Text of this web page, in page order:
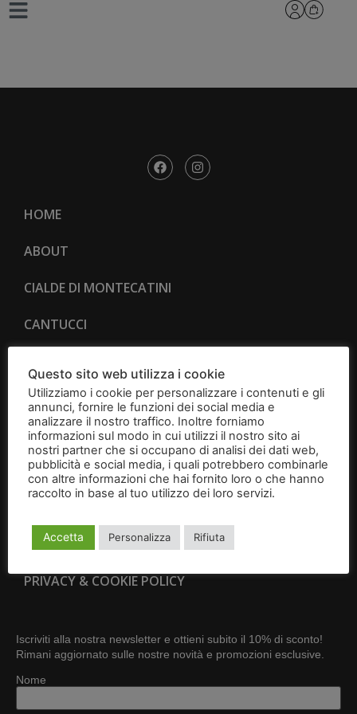
LA TOSCANA 10
HOME
ABOUT
CIALDE DI MONTECATINI
CANTUCCI
IDEE REGALO
CONTATTI
CONDIZIONI GENERALI DI VENDITA
DIVENTA RIVENDITORE
PRIVACY & COOKIE POLICY
Iscriviti alla nostra newsletter e ottieni subito il 10% di sconto!
Rimani aggiornato sulle nostre novità e promozioni esclusive.
Nome
Questo sito web utilizza i cookie
Utilizziamo i cookie per personalizzare i contenuti e gli
annunci, fornire le funzioni dei social media e
analizzare il nostro traffico. Inoltre forniamo
informazioni sul modo in cui utilizzi il nostro sito ai
nostri partner che si occupano di analisi dei dati web,
pubblicità e social media, i quali potrebbero combinarle
con altre informazioni che hai fornito loro o che hanno
raccolto in base al tuo utilizzo dei loro servizi.
Accetta Personalizza Rifiuta